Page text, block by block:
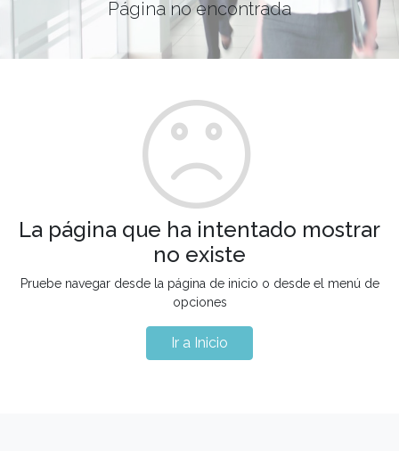
Página no encontrada
La página que ha intentado mostrar
no existe
Pruebe navegar desde la página de inicio o desde el menú de
opciones
Ir a Inicio